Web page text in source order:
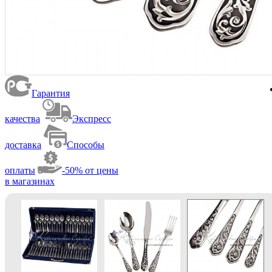
Гарантия
качества Экспресс
доставка Способы
оплаты
-50% от цены
в магазинах